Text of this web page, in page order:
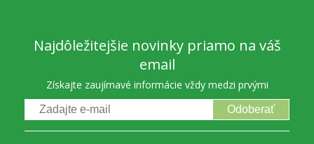
Najdôležitejšie novinky priamo na váš
email
Získajte zaujímavé informácie vždy medzi prvými
Odoberať